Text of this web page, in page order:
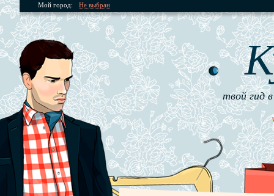
Мой город: Не выбран
твой гид